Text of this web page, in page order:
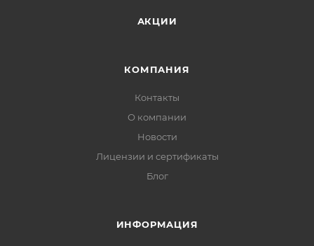
АКЦИИ
КОМПАНИЯ
Контакты
О компании
Новости
Лицензии и сертификаты
Блог
ИНФОРМАЦИЯ